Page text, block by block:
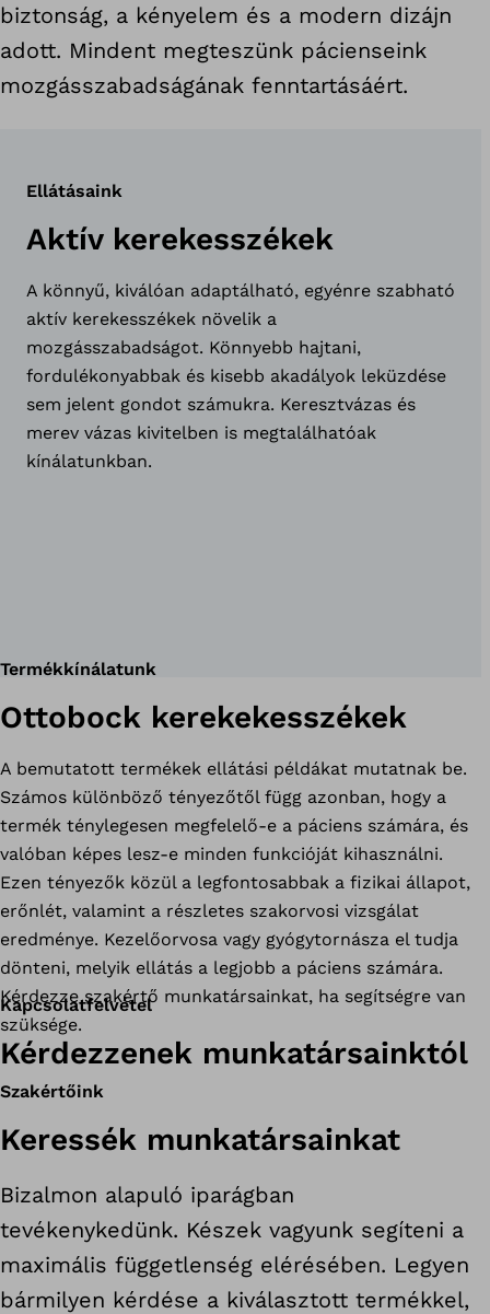
biztonság, a kényelem és a modern dizájn
adott. Mindent megteszünk pácienseink
mozgásszabadságának fenntartásáért.
Ellátásaink
Aktív kerekesszékek
A könnyű, kiválóan adaptálható, egyénre szabható
aktív kerekesszékek növelik a
mozgásszabadságot. Könnyebb hajtani,
fordulékonyabbak és kisebb akadályok leküzdése
sem jelent gondot számukra. Keresztvázas és
merev vázas kivitelben is megtalálhatóak
kínálatunkban.
Termékkínálatunk
Ottobock kerekekesszékek
A bemutatott termékek ellátási példákat mutatnak be.
Számos különböző tényezőtől függ azonban, hogy a
termék ténylegesen megfelelő-e a páciens számára, és
valóban képes lesz-e minden funkcióját kihasználni.
Ezen tényezők közül a legfontosabbak a fizikai állapot,
erőnlét, valamint a részletes szakorvosi vizsgálat
eredménye. Kezelőorvosa vagy gyógytornásza el tudja
dönteni, melyik ellátás a legjobb a páciens számára.
Kérdezze szakértő munkatársainkat, ha segítségre van
szüksége.
Kapcsolatfelvétel
Kérdezzenek munkatársainktól
Szakértőink
Keressék munkatársainkat
Bizalmon alapuló iparágban
tevékenykedünk. Készek vagyunk segíteni a
maximális függetlenség elérésében. Legyen
bármilyen kérdése a kiválasztott termékkel,